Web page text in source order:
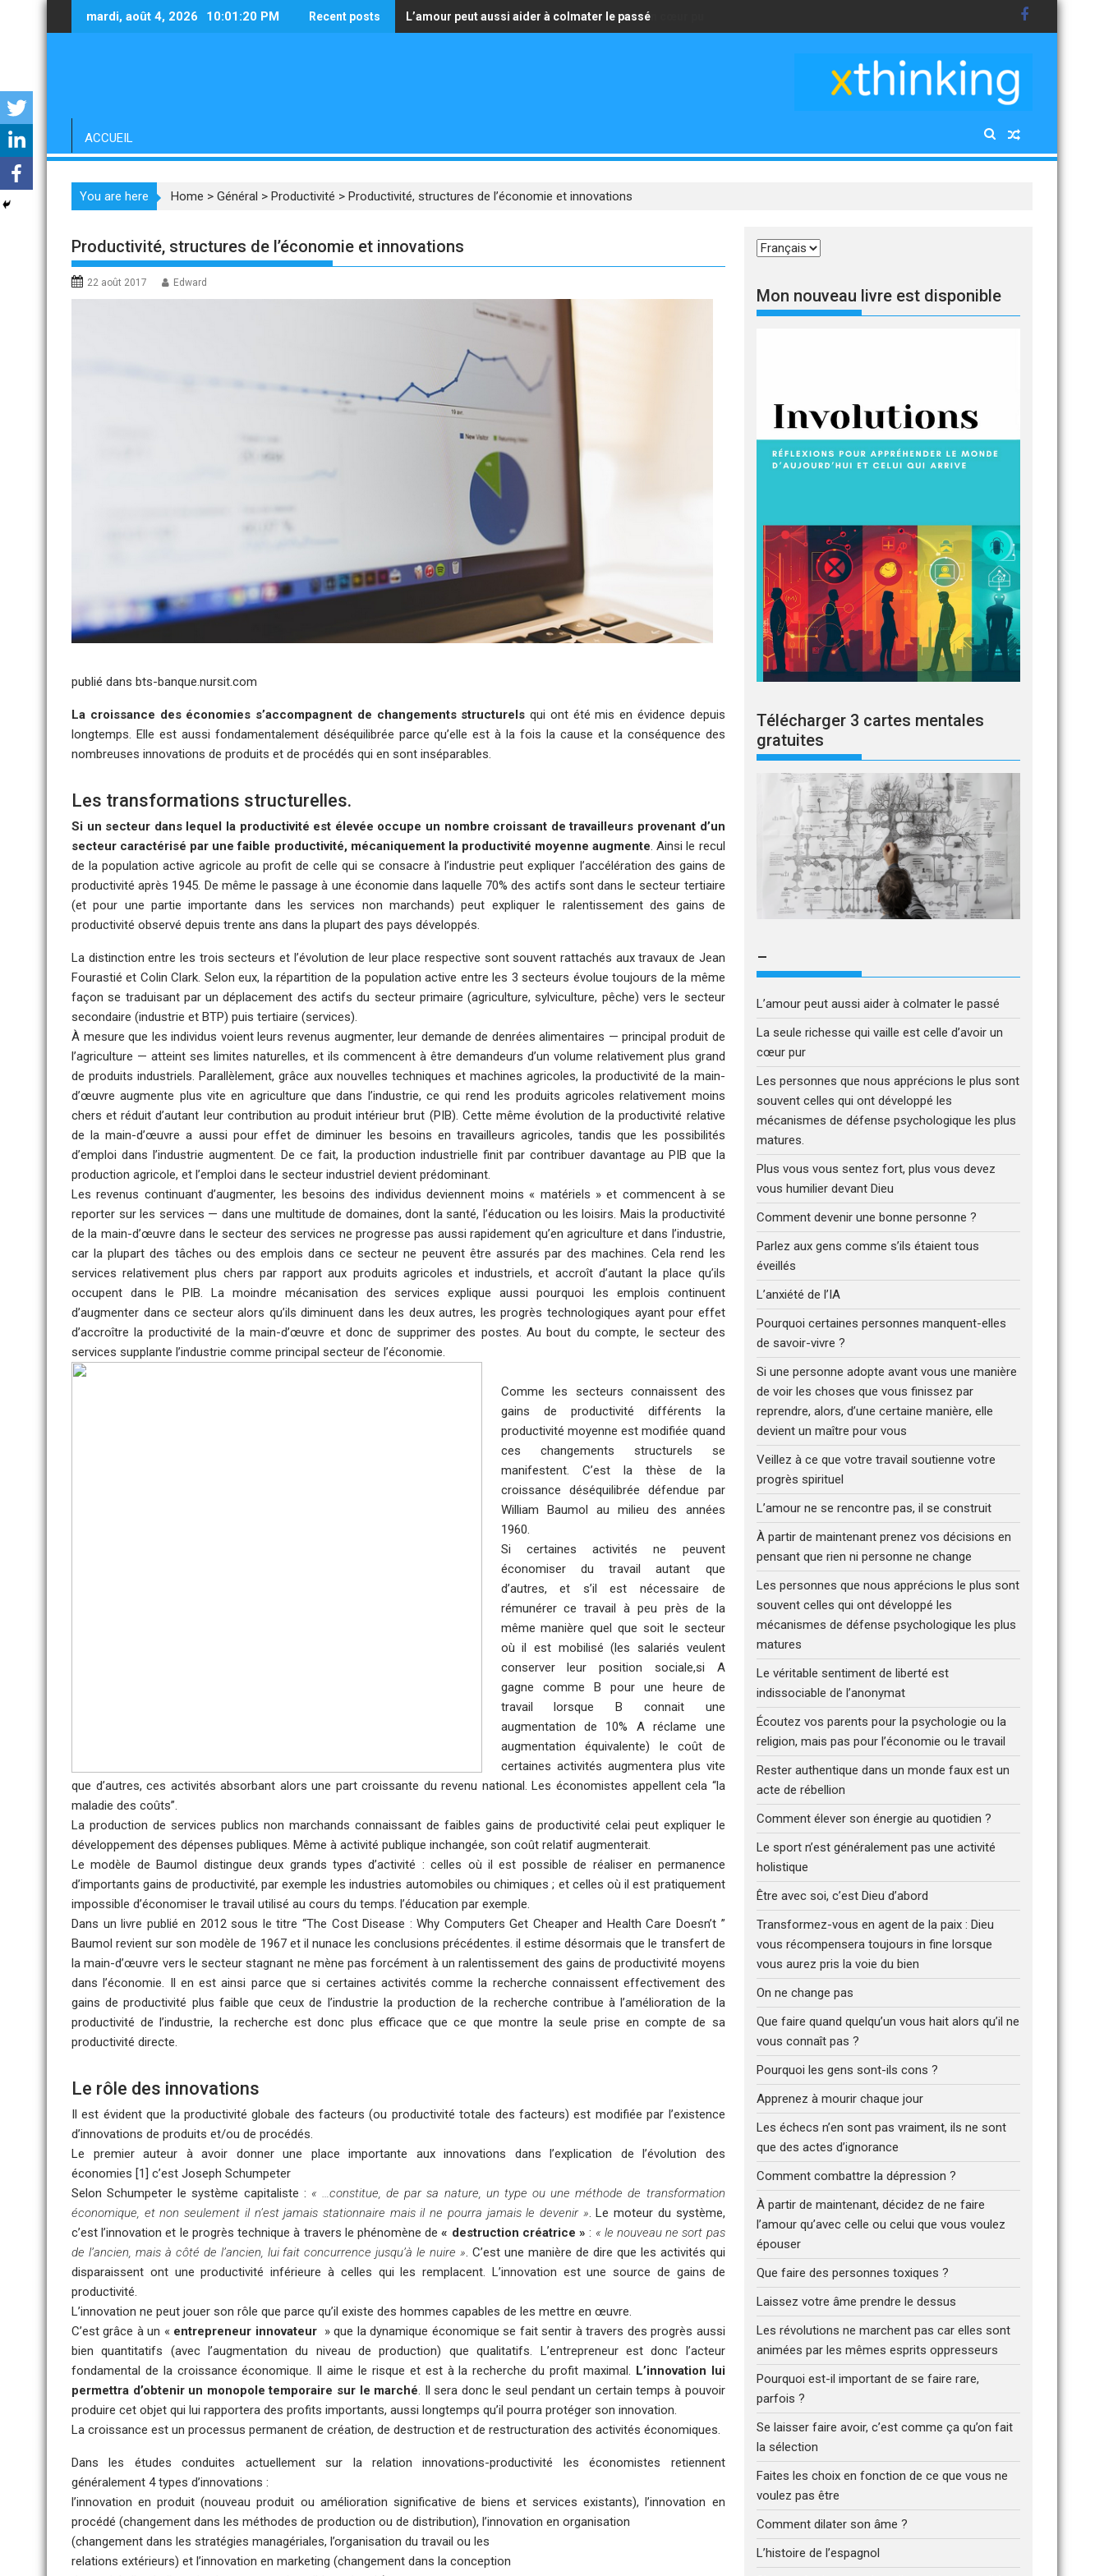
mardi, août 4, 2026 10:01:22 PM Recent posts L’amour peut aussi aider à colmater le passé
La seule richesse qui vaille est celle d’avoir un cœur pur
ACCUEIL
You are here Home > Général > Productivité > Productivité, structures de l’économie et innovations
Productivité, structures de l’économie et innovations
22 août 2017 Edward
publié dans bts-banque.nursit.com
La croissance des économies s’accompagnent de changements structurels qui ont été mis en évidence depuis
longtemps. Elle est aussi fondamentalement déséquilibrée parce qu’elle est à la fois la cause et la conséquence des
nombreuses innovations de produits et de procédés qui en sont inséparables.
Les transformations structurelles.
Si un secteur dans lequel la productivité est élevée occupe un nombre croissant de travailleurs provenant d’un
secteur caractérisé par une faible productivité, mécaniquement la productivité moyenne augmente. Ainsi le recul
de la population active agricole au profit de celle qui se consacre à l’industrie peut expliquer l’accélération des gains de
productivité après 1945. De même le passage à une économie dans laquelle 70% des actifs sont dans le secteur tertiaire
(et pour une partie importante dans les services non marchands) peut expliquer le ralentissement des gains de
productivité observé depuis trente ans dans la plupart des pays développés.
La distinction entre les trois secteurs et l’évolution de leur place respective sont souvent rattachés aux travaux de Jean
Fourastié et Colin Clark. Selon eux, la répartition de la population active entre les 3 secteurs évolue toujours de la même
façon se traduisant par un déplacement des actifs du secteur primaire (agriculture, sylviculture, pêche) vers le secteur
secondaire (industrie et BTP) puis tertiaire (services).
À mesure que les individus voient leurs revenus augmenter, leur demande de denrées alimentaires — principal produit de
l’agriculture — atteint ses limites naturelles, et ils commencent à être demandeurs d’un volume relativement plus grand
de produits industriels. Parallèlement, grâce aux nouvelles techniques et machines agricoles, la productivité de la main-
d’œuvre augmente plus vite en agriculture que dans l’industrie, ce qui rend les produits agricoles relativement moins
chers et réduit d’autant leur contribution au produit intérieur brut (PIB). Cette même évolution de la productivité relative
de la main-d’œuvre a aussi pour effet de diminuer les besoins en travailleurs agricoles, tandis que les possibilités
d’emploi dans l’industrie augmentent. De ce fait, la production industrielle finit par contribuer davantage au PIB que la
production agricole, et l’emploi dans le secteur industriel devient prédominant.
Les revenus continuant d’augmenter, les besoins des individus deviennent moins « matériels » et commencent à se
reporter sur les services — dans une multitude de domaines, dont la santé, l’éducation ou les loisirs. Mais la productivité
de la main-d’œuvre dans le secteur des services ne progresse pas aussi rapidement qu’en agriculture et dans l’industrie,
car la plupart des tâches ou des emplois dans ce secteur ne peuvent être assurés par des machines. Cela rend les
services relativement plus chers par rapport aux produits agricoles et industriels, et accroît d’autant la place qu’ils
occupent dans le PIB. La moindre mécanisation des services explique aussi pourquoi les emplois continuent
d’augmenter dans ce secteur alors qu’ils diminuent dans les deux autres, les progrès technologiques ayant pour effet
d’accroître la productivité de la main-d’œuvre et donc de supprimer des postes. Au bout du compte, le secteur des
services supplante l’industrie comme principal secteur de l’économie.
Comme les secteurs connaissent des
gains de productivité différents la
productivité moyenne est modifiée quand
ces changements structurels se
manifestent. C’est la thèse de la
croissance déséquilibrée défendue par
William Baumol au milieu des années
1960.
Si certaines activités ne peuvent
économiser du travail autant que
d’autres, et s’il est nécessaire de
rémunérer ce travail à peu près de la
même manière quel que soit le secteur
où il est mobilisé (les salariés veulent
conserver leur position sociale,si A
gagne comme B pour une heure de
travail lorsque B connait une
augmentation de 10% A réclame une
augmentation équivalente) le coût de
certaines activités augmentera plus vite
que d’autres, ces activités absorbant alors une part croissante du revenu national. Les économistes appellent cela “la
maladie des coûts”.
La production de services publics non marchands connaissant de faibles gains de productivité celai peut expliquer le
développement des dépenses publiques. Même à activité publique inchangée, son coût relatif augmenterait.
Le modèle de Baumol distingue deux grands types d’activité : celles où il est possible de réaliser en permanence
d’importants gains de productivité, par exemple les industries automobiles ou chimiques ; et celles où il est pratiquement
impossible d’économiser le travail utilisé au cours du temps. l’éducation par exemple.
Dans un livre publié en 2012 sous le titre “The Cost Disease : Why Computers Get Cheaper and Health Care Doesn’t ”
Baumol revient sur son modèle de 1967 et il nunace les conclusions précédentes. il estime désormais que le transfert de
la main-d’œuvre vers le secteur stagnant ne mène pas forcément à un ralentissement des gains de productivité moyens
dans l’économie. Il en est ainsi parce que si certaines activités comme la recherche connaissent effectivement des
gains de productivité plus faible que ceux de l’industrie la production de la recherche contribue à l’amélioration de la
productivité de l’industrie, la recherche est donc plus efficace que ce que montre la seule prise en compte de sa
productivité directe.
Le rôle des innovations
Il est évident que la productivité globale des facteurs (ou productivité totale des facteurs) est modifiée par l’existence
d’innovations de produits et/ou de procédés.
Le premier auteur à avoir donner une place importante aux innovations dans l’explication de l’évolution des
économies [1] c’est Joseph Schumpeter
Selon Schumpeter le système capitaliste : « …constitue, de par sa nature, un type ou une méthode de transformation
économique, et non seulement il n’est jamais stationnaire mais il ne pourra jamais le devenir ». Le moteur du système,
c’est l’innovation et le progrès technique à travers le phénomène de« destruction créatrice » : « le nouveau ne sort pas
de l’ancien, mais à côté de l’ancien, lui fait concurrence jusqu’à le nuire ». C’est une manière de dire que les activités qui
disparaissent ont une productivité inférieure à celles qui les remplacent. L’innovation est une source de gains de
productivité.
L’innovation ne peut jouer son rôle que parce qu’il existe des hommes capables de les mettre en œuvre.
C’est grâce à un « entrepreneur innovateur » que la dynamique économique se fait sentir à travers des progrès aussi
bien quantitatifs (avec l’augmentation du niveau de production) que qualitatifs. L’entrepreneur est donc l’acteur
fondamental de la croissance économique. Il aime le risque et est à la recherche du profit maximal. L’innovation lui
permettra d’obtenir un monopole temporaire sur le marché. Il sera donc le seul pendant un certain temps à pouvoir
produire cet objet qui lui rapportera des profits importants, aussi longtemps qu’il pourra protéger son innovation.
La croissance est un processus permanent de création, de destruction et de restructuration des activités économiques.
Dans les études conduites actuellement sur la relation innovations-productivité les économistes retiennent
généralement 4 types d’innovations :
l’innovation en produit (nouveau produit ou amélioration significative de biens et services existants), l’innovation en
procédé (changement dans les méthodes de production ou de distribution), l’innovation en organisation
(changement dans les stratégies managériales, l’organisation du travail ou les
relations extérieurs) et l’innovation en marketing (changement dans la conception
Choisir
langue
Mon nouveau livre est disponible
Télécharger 3 cartes mentales
gratuites
–
L’amour peut aussi aider à colmater le passé
La seule richesse qui vaille est celle d’avoir un
cœur pur
Les personnes que nous apprécions le plus sont
souvent celles qui ont développé les
mécanismes de défense psychologique les plus
matures.
Plus vous vous sentez fort, plus vous devez
vous humilier devant Dieu
Comment devenir une bonne personne ?
Parlez aux gens comme s’ils étaient tous
éveillés
L’anxiété de l’IA
Pourquoi certaines personnes manquent-elles
de savoir-vivre ?
Si une personne adopte avant vous une manière
de voir les choses que vous finissez par
reprendre, alors, d’une certaine manière, elle
devient un maître pour vous
Veillez à ce que votre travail soutienne votre
progrès spirituel
L’amour ne se rencontre pas, il se construit
À partir de maintenant prenez vos décisions en
pensant que rien ni personne ne change
Les personnes que nous apprécions le plus sont
souvent celles qui ont développé les
mécanismes de défense psychologique les plus
matures
Le véritable sentiment de liberté est
indissociable de l’anonymat
Écoutez vos parents pour la psychologie ou la
religion, mais pas pour l’économie ou le travail
Rester authentique dans un monde faux est un
acte de rébellion
Comment élever son énergie au quotidien ?
Le sport n’est généralement pas une activité
holistique
Être avec soi, c’est Dieu d’abord
Transformez-vous en agent de la paix : Dieu
vous récompensera toujours in fine lorsque
vous aurez pris la voie du bien
On ne change pas
Que faire quand quelqu’un vous hait alors qu’il ne
vous connaît pas ?
Pourquoi les gens sont-ils cons ?
Apprenez à mourir chaque jour
Les échecs n’en sont pas vraiment, ils ne sont
que des actes d’ignorance
Comment combattre la dépression ?
À partir de maintenant, décidez de ne faire
l’amour qu’avec celle ou celui que vous voulez
épouser
Que faire des personnes toxiques ?
Laissez votre âme prendre le dessus
Les révolutions ne marchent pas car elles sont
animées par les mêmes esprits oppresseurs
Pourquoi est-il important de se faire rare,
parfois ?
Se laisser faire avoir, c’est comme ça qu’on fait
la sélection
Faites les choix en fonction de ce que vous ne
voulez pas être
Comment dilater son âme ?
L’histoire de l’espagnol